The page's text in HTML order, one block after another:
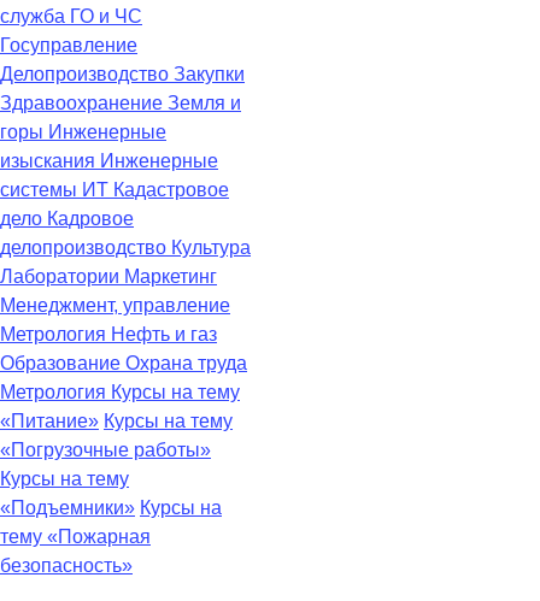
служба ГО и ЧС
Госуправление
Делопроизводство Закупки
Здравоохранение Земля и
горы Инженерные
изыскания Инженерные
системы ИТ Кадастровое
дело Кадровое
делопроизводство Культура
Лаборатории Маркетинг
Менеджмент, управление
Метрология Нефть и газ
Образование Охрана труда
Метрология Курсы на тему
«Питание» Курсы на тему
«Погрузочные работы»
Курсы на тему
«Подъемники» Курсы на
тему «Пожарная
безопасность»